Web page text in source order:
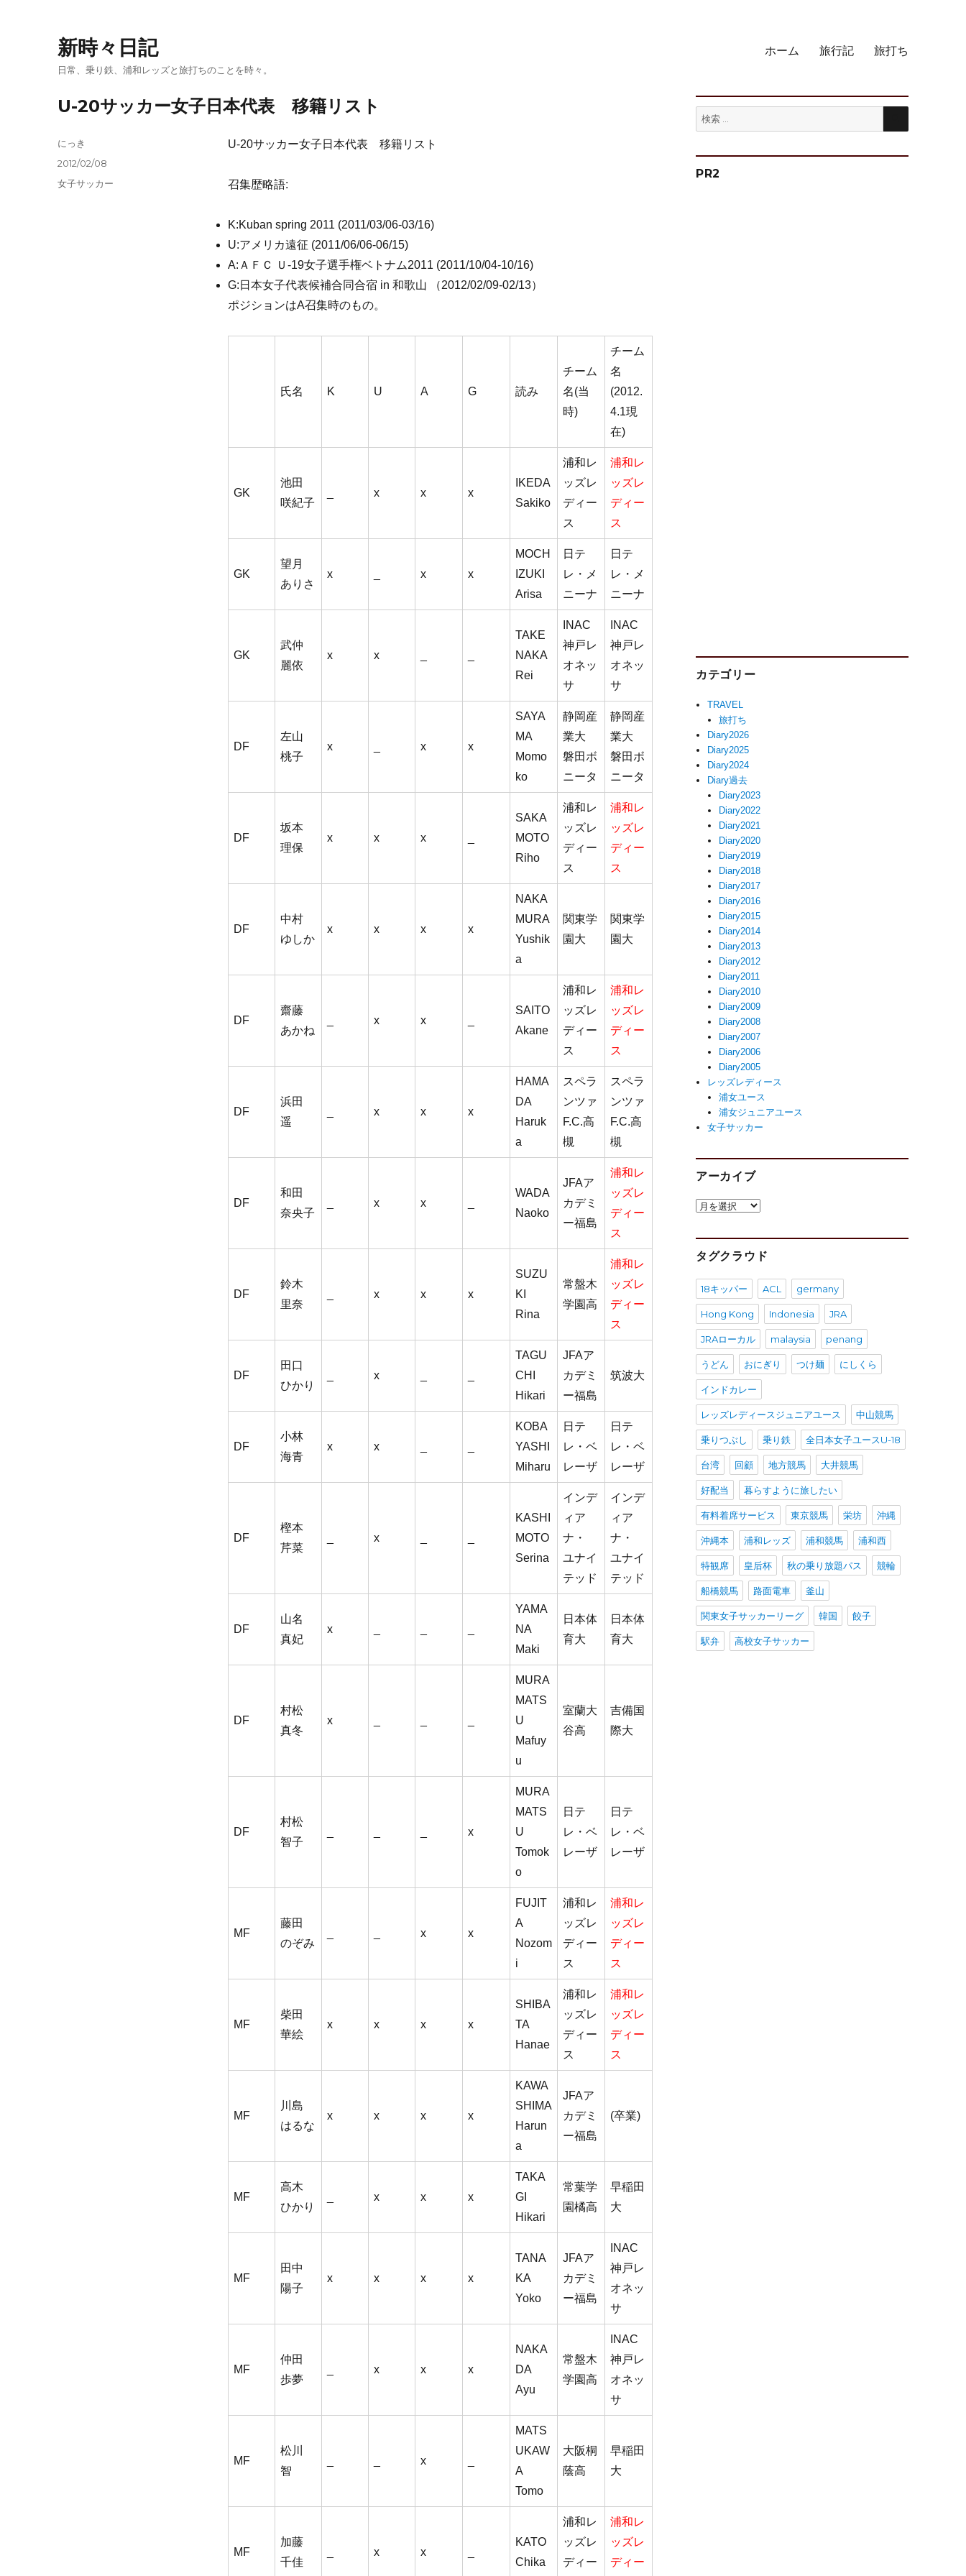
新時々日記
日常、乗り鉄、浦和レッズと旅打ちのことを時々。
ホーム 旅行記 旅打ち
U-20サッカー女子日本代表 移籍リスト
U-20サッカー女子日本代表 移籍リスト
召集歴略語:
K:Kuban spring 2011 (2011/03/06-03/16)
U:アメリカ遠征 (2011/06/06-06/15)
A:ＡＦＣ Ｕ-19女子選手権ベトナム2011 (2011/10/04-10/16)
G:日本女子代表候補合同合宿 in 和歌山 （2012/02/09-02/13）
ポジションはA召集時のもの。
氏名 K U A G 読み
チーム
名(当
時)
チーム
名
(2012.
4.1現
在)
GK
池田
咲紀子
x x x
IKEDA
Sakiko
浦和レ
ッズレ
ディー
ス
浦和レ
ッズレ
ディー
ス
GK
望月
ありさ
x x x
MOCH
IZUKI
Arisa
日テ
レ・メ
ニーナ
日テ
レ・メ
ニーナ
GK
武仲
麗依
x x
TAKE
NAKA
Rei
INAC
神戸レ
オネッ
サ
INAC
神戸レ
オネッ
サ
DF
左山
桃子
x x x
SAYA
MA
Momo
ko
静岡産
業大
磐田ボ
ニータ
静岡産
業大
磐田ボ
ニータ
DF
坂本
理保
x x x
SAKA
MOTO
Riho
浦和レ
ッズレ
ディー
ス
浦和レ
ッズレ
ディー
ス
DF
中村
ゆしか
x x x x
NAKA
MURA
Yushik
a
関東学
園大
関東学
園大
DF
齋藤
あかね
x x
SAITO
Akane
浦和レ
ッズレ
ディー
ス
浦和レ
ッズレ
ディー
ス
DF
浜田
遥
x x x
HAMA
DA
Haruk
a
スペラ
ンツァ
F.C.高
槻
スペラ
ンツァ
F.C.高
槻
DF
和田
奈央子
x x
WADA
Naoko
JFAア
カデミ
ー福島
浦和レ
ッズレ
ディー
ス
DF
鈴木
里奈
x x x
SUZU
KI
Rina
常盤木
学園高
浦和レ
ッズレ
ディー
ス
DF
田口
ひかり
x
TAGU
CHI
Hikari
JFAア
カデミ
ー福島
筑波大
DF
小林
海青
x x
KOBA
YASHI
Miharu
日テ
レ・ベ
レーザ
日テ
レ・ベ
レーザ
DF
樫本
芹菜
x
KASHI
MOTO
Serina
インデ
ィア
ナ・
ユナイ
テッド
インデ
ィア
ナ・
ユナイ
テッド
DF
山名
真妃
x
YAMA
NA
Maki
日本体
育大
日本体
育大
DF
村松
真冬
x
MURA
MATS
U
Mafuy
u
室蘭大
谷高
吉備国
際大
DF
村松
智子
x
MURA
MATS
U
Tomok
o
日テ
レ・ベ
レーザ
日テ
レ・ベ
レーザ
MF
藤田
のぞみ
x x
FUJIT
A
Nozom
i
浦和レ
ッズレ
ディー
ス
浦和レ
ッズレ
ディー
ス
MF
柴田
華絵
x x x x
SHIBA
TA
Hanae
浦和レ
ッズレ
ディー
ス
浦和レ
ッズレ
ディー
ス
MF
川島
はるな
x x x x
KAWA
SHIMA
Harun
a
JFAア
カデミ
ー福島
(卒業)
MF
高木
ひかり
x x x
TAKA
GI
Hikari
常葉学
園橘高
早稲田
大
MF
田中
陽子
x x x x
TANA
KA
Yoko
JFAア
カデミ
ー福島
INAC
神戸レ
オネッ
サ
MF
仲田
歩夢
x x x
NAKA
DA
Ayu
常盤木
学園高
INAC
神戸レ
オネッ
サ
MF
松川
智
x
MATS
UKAW
A
Tomo
大阪桐
蔭高
早稲田
大
MF
加藤
千佳
x x
KATO
Chika
浦和レ
ッズレ
ディー
浦和レ
ッズレ
ディー
投
にっき
投
稿
2012/02/08
カ
女子サッカー
検
索:
検
PR2
カテゴリー
TRAVEL
旅打ち
Diary2026
Diary2025
Diary2024
Diary過去
Diary2023
Diary2022
Diary2021
Diary2020
Diary2019
Diary2018
Diary2017
Diary2016
Diary2015
Diary2014
Diary2013
Diary2012
Diary2011
Diary2010
Diary2009
Diary2008
Diary2007
Diary2006
Diary2005
レッズレディース
浦女ユース
浦女ジュニアユース
女子サッカー
アーカイブ
ア
カ
イ
タグクラウド
18キッパー ACL germany
Hong Kong Indonesia JRA
JRAローカル malaysia penang
うどん おにぎり つけ麺 にしくら
インドカレー
レッズレディースジュニアユース 中山競馬
乗りつぶし 乗り鉄 全日本女子ユースU-18
台湾 回顧 地方競馬 大井競馬
好配当 暮らすように旅したい
有料着席サービス 東京競馬 栄坊 沖縄
沖縄本 浦和レッズ 浦和競馬 浦和西
特観席 皇后杯 秋の乗り放題パス 競輪
船橋競馬 路面電車 釜山
関東女子サッカーリーグ 韓国 餃子
駅弁 高校女子サッカー